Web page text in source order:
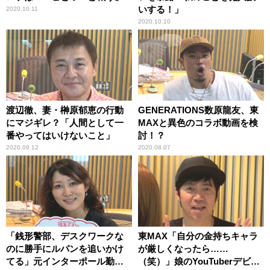
2020.10.11
いする！」
2020.10.10
渡辺徹、妻・榊原郁恵の行動
にマジギレ？「人間として一
番やってはいけないこと」
2020.09.12
GENERATIONS数原龍友、東
MAXと異色のコラボ動画を検
討！？
2020.08.07
「銭形警部、デスクワークな
のに勝手にルパンを追いかけ
てる」元インターポール勤務
東MAX「自分の金持ちキャラ
が厳しくなったら……
（笑）」娘のYouTuberデビュ